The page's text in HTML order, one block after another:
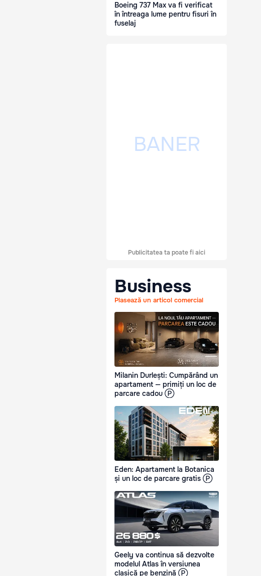
Boeing 737 Max va fi verificat
în întreaga lume pentru fisuri în
fuselaj
Publicitatea ta poate fi aici
Business
Plasează un articol comercial
Milanin Durlești: Cumpărând un
apartament — primiți un loc de
parcare cadou Ⓟ
Eden: Apartament la Botanica
și un loc de parcare gratis Ⓟ
Geely va continua să dezvolte
modelul Atlas în versiunea
clasică pe benzină Ⓟ